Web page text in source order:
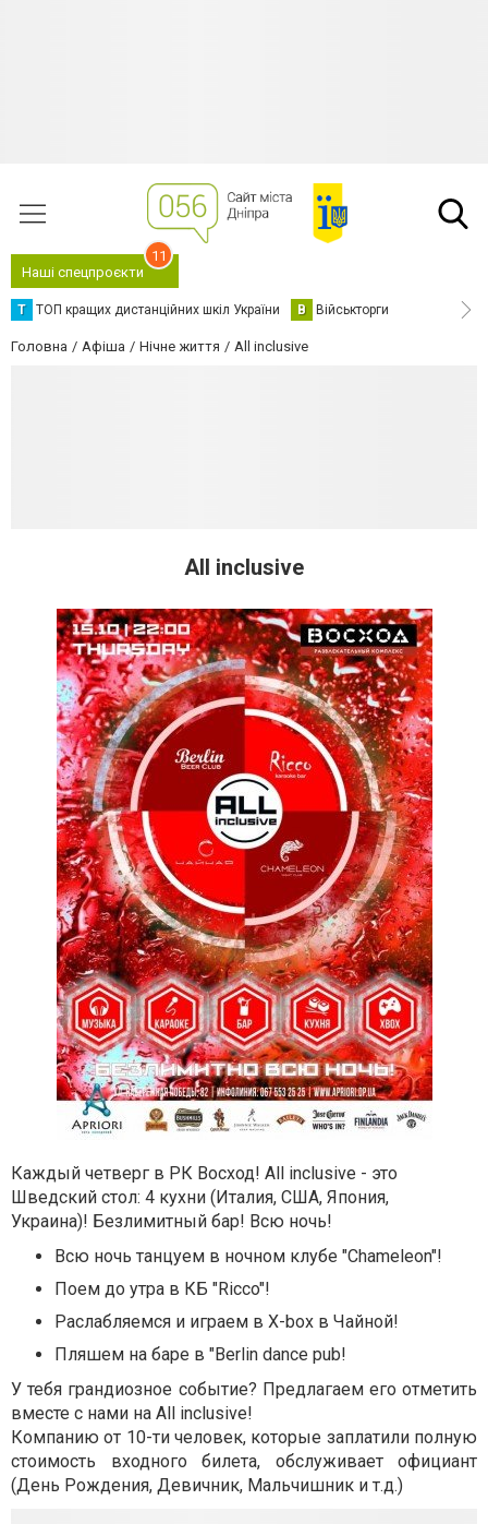
Наші спецпроєкти
11
Т ТОП кращих дистанційних шкіл України В Військторги
Головна Афіша Нічне життя All inclusive
All inclusive
Каждый четверг в РК Восход! All inclusive - это
Шведский стол: 4 кухни (Италия, США, Япония,
Украина)! Безлимитный бар! Всю ночь!
Всю ночь танцуем в ночном клубе "Chameleon"!
Поем до утра в КБ "Ricco"!
Раслабляемся и играем в X-box в Чайной!
Пляшем на баре в "Berlin dance pub!
У тебя грандиозное событие? Предлагаем его отметить
вместе с нами на All inclusive!
Компанию от 10-ти человек, которые заплатили полную
стоимость входного билета, обслуживает официант
(День Рождения, Девичник, Мальчишник и т.д.)